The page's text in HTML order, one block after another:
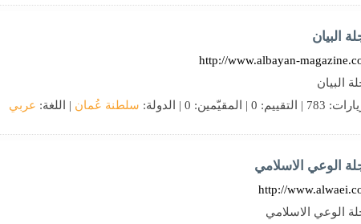
البيان
http://www.albayan-
البيان
| التقييم: 0 | المقيّمين: 0 | الدولة:
سلطنة عُمان | اللغة: عربي
الوعي الاسلامي
http://
الوعي الاسلامي